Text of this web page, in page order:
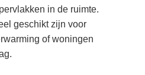
in de ruimte.
geschikt zijn voor
of woningen